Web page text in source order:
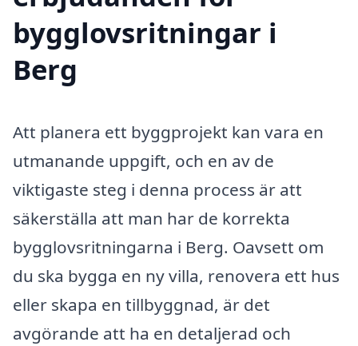
bygglovsritningar i
Berg
Att planera ett byggprojekt kan vara en
utmanande uppgift, och en av de
viktigaste steg i denna process är att
säkerställa att man har de korrekta
bygglovsritningarna i Berg. Oavsett om
du ska bygga en ny villa, renovera ett hus
eller skapa en tillbyggnad, är det
avgörande att ha en detaljerad och